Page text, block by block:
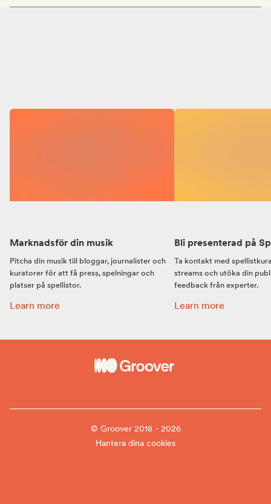
Marknadsför din musik
Pitcha din musik till bloggar, journalister och
kuratorer för att få press, spelningar och
platser på spellistor.
Marknadsför din musik:
Learn more
Bli presenterad på
Ta kontakt med
streams och utöka din
feedback från experter.
Bli presenterad på
Learn more
© Groover 2018 - 2026
Hantera dina cookies